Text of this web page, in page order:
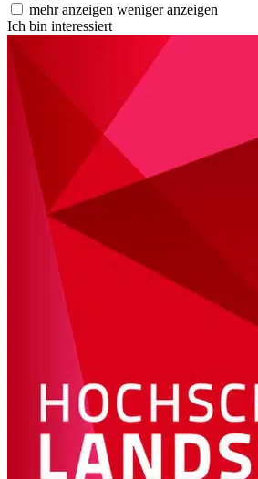
mehr anzeigen weniger anzeigen
Ich bin interessiert